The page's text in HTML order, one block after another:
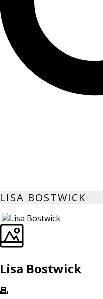
LISA BOSTWICK
Lisa Bostwick